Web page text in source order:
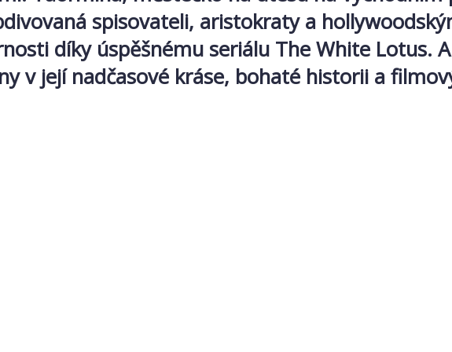
spisovateli, aristokraty a
díky úspěšnému seriálu The White Lotus.
v její nadčasové kráse, bohaté historii a